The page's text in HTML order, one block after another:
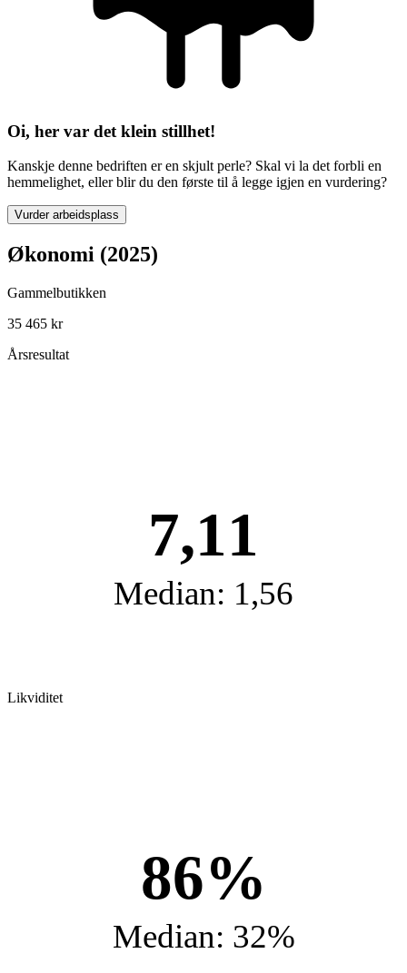
Oi, her var det klein stillhet!
Kanskje denne bedriften er en skjult perle? Skal vi la det forbli en
hemmelighet, eller blir du den første til å legge igjen en vurdering?
Vurder arbeidsplass
Økonomi (2025)
Gammelbutikken
35 465 kr
Årsresultat
7,11
Median: 1,56
Likviditet
86%
Median: 32%